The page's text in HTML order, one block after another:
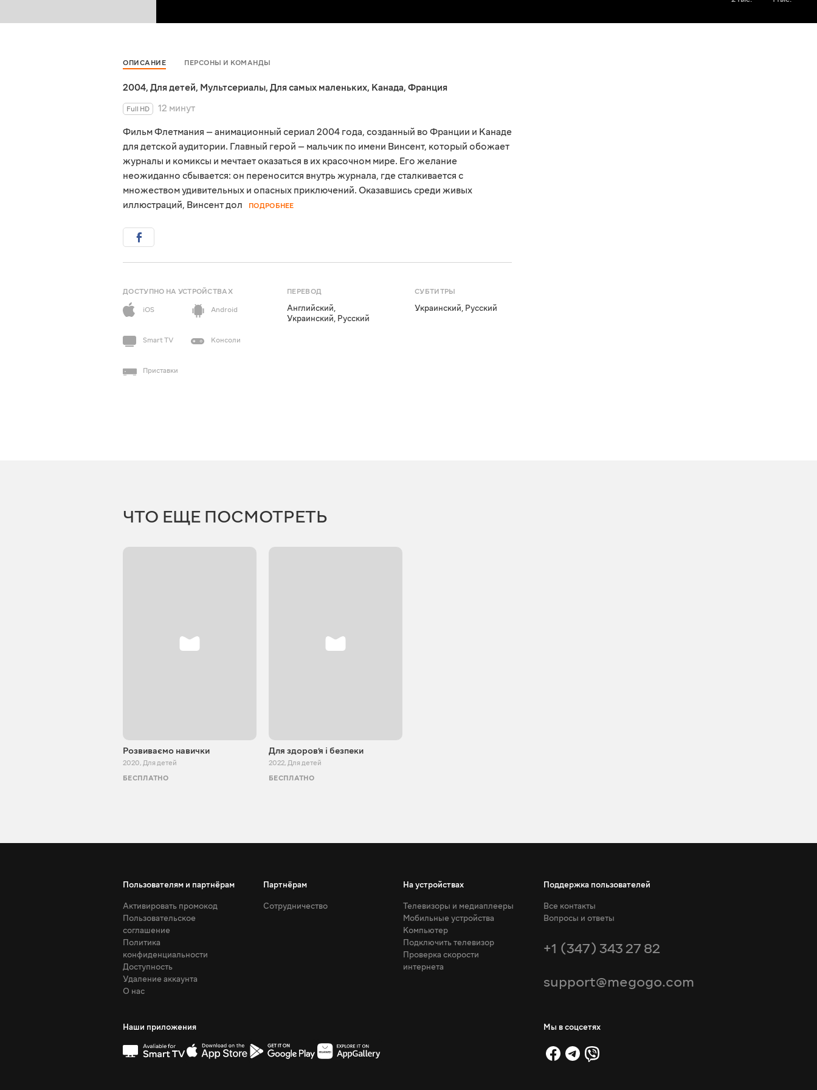
ОПИСАНИЕ ПЕРСОНЫ И КОМАНДЫ
2004, Для детей, Мультсериалы, Для самых маленьких, Канада, Франция
Full HD
12 минут
Фильм Флетмания — анимационный сериал 2004 года, созданный во Франции и Канаде
для детской аудитории. Главный герой — мальчик по имени Винсент, который обожает
журналы и комиксы и мечтает оказаться в их красочном мире. Его желание
неожиданно сбывается: он переносится внутрь журнала, где сталкивается с
множеством удивительных и опасных приключений. Оказавшись среди живых
иллюстраций, Винсент дол
ПОДРОБНЕЕ
ДОСТУПНО НА УСТРОЙСТВАХ
iOS
Android
Smart TV Консоли
Приставки
ПЕРЕВОД
Английский,
Украинский, Русский
СУБТИТРЫ
Украинский, Русский
ЧТО ЕЩЕ ПОСМОТРЕТЬ
Розвиваємо навички
2020, Для детей
БЕСПЛАТНО
Для здоровʼя і безпеки
2022, Для детей
БЕСПЛАТНО
Пользователям и партнёрам
Активировать промокод
Пользовательское
соглашение
Политика
конфиденциальности
Доступность
Удаление аккаунта
О нас
Партнёрам
Сотрудничество
На устройствах
Телевизоры и медиаплееры
Мобильные устройства
Компьютер
Подключить телевизор
Проверка скорости
интернета
Поддержка пользователей
Все контакты
Вопросы и ответы
+1 (347) 343 27 82
support@megogo.com
Наши приложения Мы в соцсетях